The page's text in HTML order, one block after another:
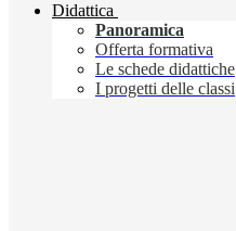
Didattica
Panoramica
Offerta formativa
Le schede didattiche
I progetti delle classi